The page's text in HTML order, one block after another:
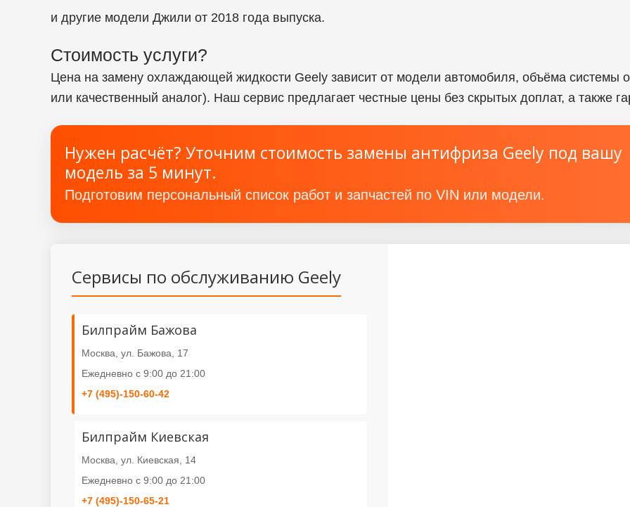
и другие модели Джили от 2018 года выпуска.
Стоимость услуги?
Цена на замену охлаждающей жидкости Geely зависит от модели автомобиля, объёма системы
или качественный аналог). Наш сервис предлагает честные цены без скрытых доплат, а также
Нужен расчёт? Уточним стоимость замены антифриза Geely под вашу
модель за 5 минут.
Подготовим персональный список работ и запчастей по VIN или модели.
Сервисы по обслуживанию Geely
Билпрайм Бажова
Москва, ул. Бажова, 17
Ежедневно с 9:00 до 21:00
+7 (495)-150-60-42
Билпрайм Киевская
Москва, ул. Киевская, 14
Ежедневно с 9:00 до 21:00
+7 (495)-150-65-21